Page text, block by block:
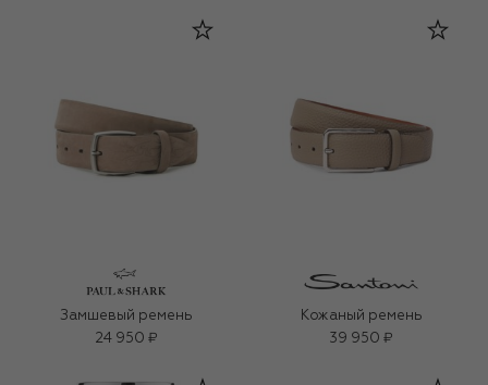
Замшевый ремень
24 950 ₽
Кожаный ремень
39 950 ₽